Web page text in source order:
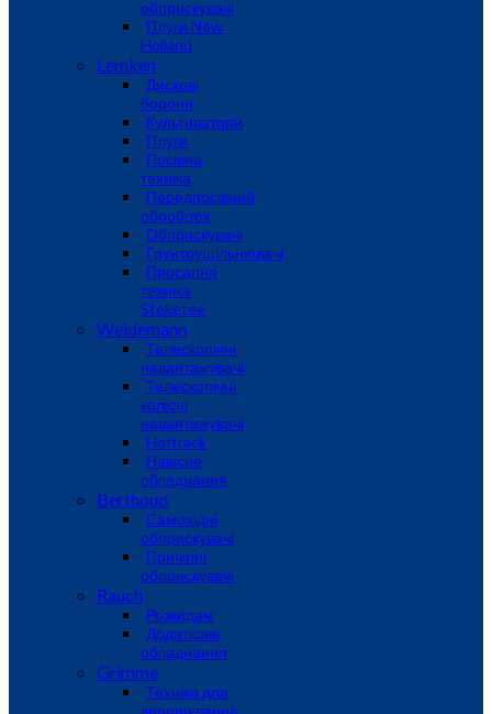
обприскувачі
Плуги New
Holland
Lemken
Дискові
борони
Культиватори
Плуги
Посівна
техніка
Передпосівний
обробіток
Обприскувачі
Грунтоущільнювачі
Просапна
техніка
Steketee
Weidemann
Телескопічні
навантажувачі
Телескопічні
колісні
навантажувачі
Hoftrack
Навісне
обладнання
Berthoud
Самохідні
обприскувачі
Причіпні
обприскувачі
Rauch
Розкидачі
Додаткове
обладнання
Grimme
Техніка для
вирощування